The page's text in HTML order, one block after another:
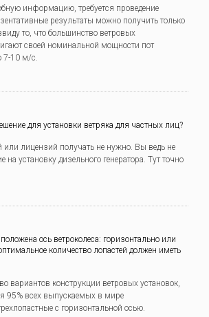
информацию, требуется проведение
результаты можно получить только
то, что большинство ветровых
своей номинальной мощности пот
7-10 м/с.
для установки ветряка для частных лиц?
или лицензий получать не нужно. Вы ведь не
на установку дизельного генератора. Тут точно
ось ветроколеса: горизонтально или
количество лопастей должен иметь
вариантов конструкции ветровых установок,
95% всех выпускаемых в мире
с горизонтальной осью.